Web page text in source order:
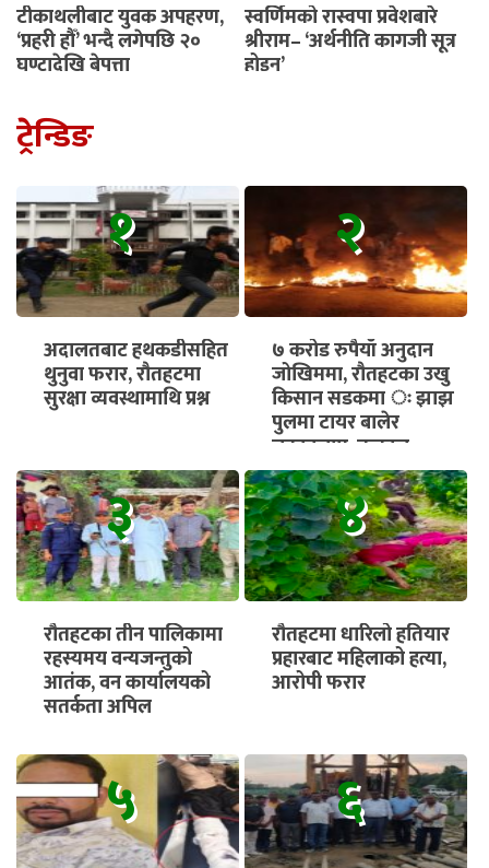
टीकाथलीबाट युवक अपहरण,
‘प्रहरी हौँ’ भन्दै लगेपछि २०
घण्टादेखि बेपत्ता
स्वर्णिमको रास्वपा प्रवेशबारे
श्रीराम– ‘अर्थनीति कागजी सूत्र
होइन’
ट्रेन्डिङ
१
अदालतबाट हथकडीसहित
थुनुवा फरार, रौतहटमा
सुरक्षा व्यवस्थामाथि प्रश्न
२
७ करोड रुपैयाँ अनुदान
जोखिममा, रौतहटका उखु
किसान सडकमा ः झाझ
पुलमा टायर बालेर
चक्काजाम, तत्काल
भुक्तानी सुनिश्चित गर्न माग
३
रौतहटका तीन पालिकामा
रहस्यमय वन्यजन्तुको
आतंक, वन कार्यालयको
सतर्कता अपिल
४
रौतहटमा धारिलो हतियार
प्रहारबाट महिलाको हत्या,
आरोपी फरार
५ ६